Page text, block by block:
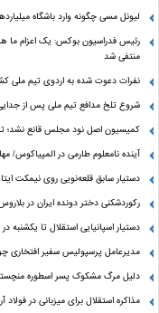
لیونل مسی چگونه وارد باشگاه
رئیس فدراسیون بوکس: یک اعزام ما
منتفی شد
نفرات دعوت شده به اردوی تیم ملی
شروع تلخ مدافع تیم ملی پس از
کمیسیون اصل نود مجلس قانع نشد؛
آینده نامعلوم طارمی در المپیاکوس/
دستیار سابق قلعه‌نویی روی نیمکت
رکوردشکنی دختر دونده ایران در
دستیار اسپانیایی استقلال تا یکشنبه در
مدیرعامل پرسپولیس سفیر افتخاری
دلیل مرگ مشکوک پسر اسطوره
مذاکره استقلال برای میزبانی در فولاد